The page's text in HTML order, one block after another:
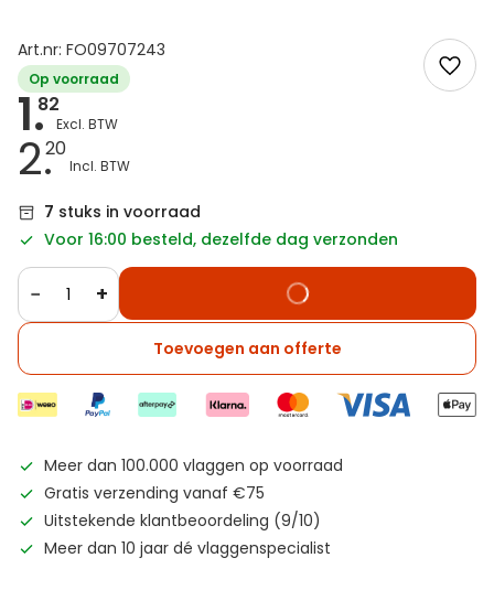
Art.nr: FO09707243
Op voorraad
1.82
2.20
7 stuks in voorraad
Voor 16:00 besteld, dezelfde dag verzonden
− +
Toevoegen aan offerte
Meer dan 100.000 vlaggen op voorraad
Gratis verzending vanaf €75
Uitstekende klantbeoordeling (9/10)
Meer dan 10 jaar dé vlaggenspecialist